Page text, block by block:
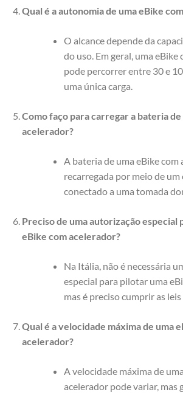
Qual é a autonomia de uma eBike
O alcance depende da
do uso. Em geral, uma eBike
pode percorrer entre 30 e
uma única carga.
Como faço para carregar a bateria
acelerador?
A bateria de uma eBike com
recarregada por meio de
conectado a uma tomada
Preciso de uma autorização especial
eBike com acelerador?
Na Itália, não é necessária
especial para pilotar uma
mas é preciso cumprir as
Qual é a velocidade máxima de uma
acelerador?
A velocidade máxima de
acelerador pode variar, mas